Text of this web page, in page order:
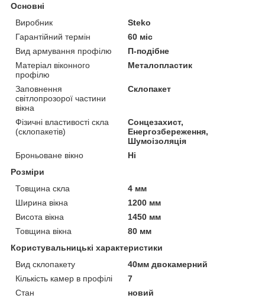
Основні
Виробник
Steko
Гарантійний термін
60 міс
Вид армування профілю
П-подібне
Матеріал віконного
профілю
Металопластик
Заповнення
світлопрозорої частини
вікна
Склопакет
Фізичні властивості скла
(склопакетів)
Сонцезахист,
Енергозбереження,
Шумоізоляція
Броньоване вікно
Ні
Розміри
Товщина скла
4 мм
Ширина вікна
1200 мм
Висота вікна
1450 мм
Товщина вікна
80 мм
Користувальницькі характеристики
Вид склопакету
40мм двокамерний
Кількість камер в профілі
7
Стан
новий